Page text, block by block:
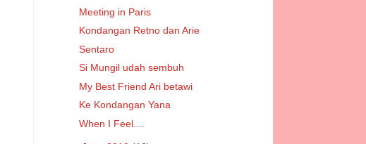
Meeting in Paris
Kondangan Retno dan Arie
Sentaro
Si Mungil udah sembuh
My Best Friend Ari betawi
Ke Kondangan Yana
When I Feel....